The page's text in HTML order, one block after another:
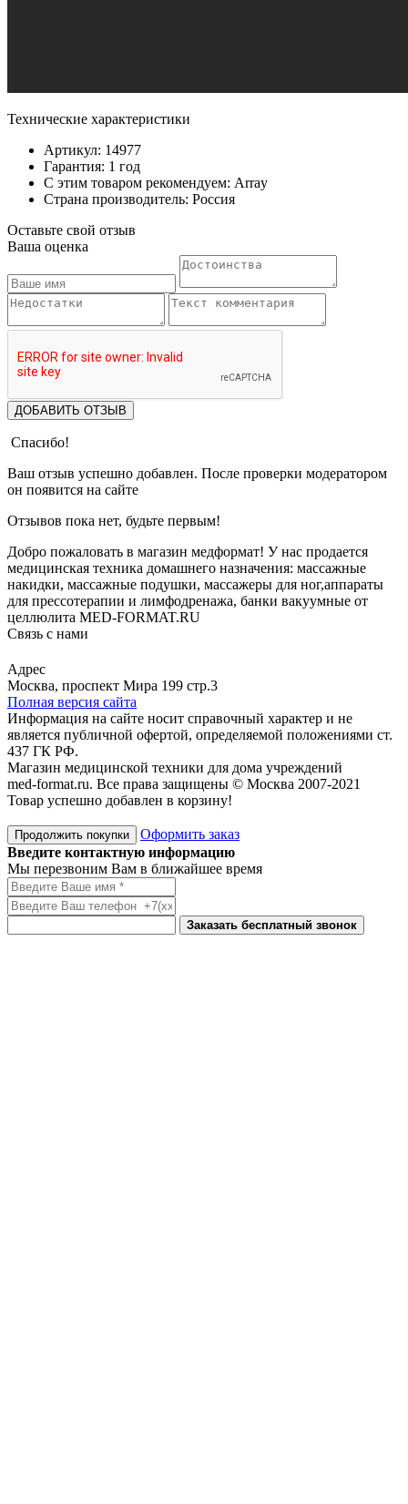
Технические характеристики
Артикул: 14977
Гарантия: 1 год
С этим товаром рекомендуем: Array
Страна производитель: Россия
Оставьте свой отзыв
Ваша оценка
ДОБАВИТЬ ОТЗЫВ
Спасибо!
Ваш отзыв успешно добавлен. После проверки модератором
он появится на сайте
Отзывов пока нет, будьте первым!
Добро пожаловать в магазин медформат! У нас продается
медицинская техника домашнего назначения: массажные
накидки, массажные подушки, массажеры для ног,аппараты
для прессотерапии и лимфодренажа, банки вакуумные от
целлюлита MED-FORMAT.RU
Связь с нами
Адрес
Москва, проспект Мира 199 стр.3
Полная версия сайта
Информация на сайте носит справочный характер и не
является публичной офертой, определяемой положениями ст.
437 ГК РФ.
Магазин медицинской техники для дома учреждений
med-format.ru. Все права защищены © Москва 2007-2021
Товар успешно добавлен в корзину!
Продолжить покупки
Оформить заказ
Введите контактную информацию
Мы перезвоним Вам в ближайшее время
Заказать бесплатный звонок